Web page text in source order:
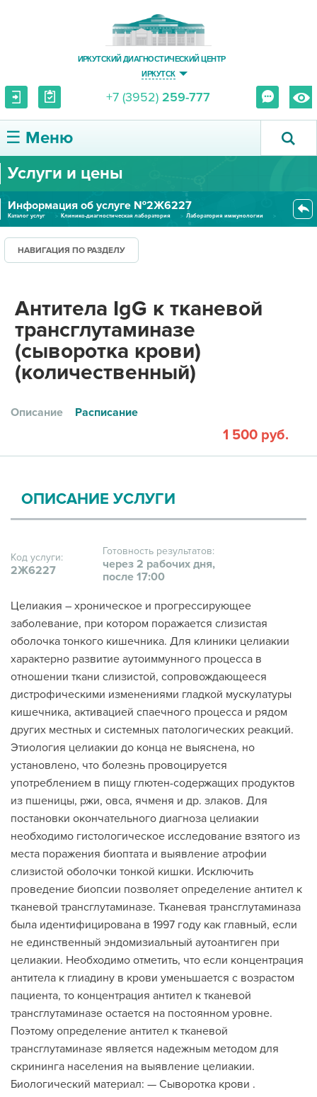
ИРКУТСКИЙ ДИАГНОСТИЧЕСКИЙ ЦЕНТР
ИРКУТСК
+7 (3952) 259-777
☰ Меню
О ЦЕНТРЕ
УСЛУГИ И ЦЕНЫ
ПАЦИЕНТУ
ПРАВОВАЯ ИНФОРМАЦИЯ
Услуги и цены
Информация об услуге №2Ж6227
Каталог услуг Клинико-диагностическая лаборатория
Лаборатория иммунологии
НАВИГАЦИЯ ПО РАЗДЕЛУ
Антитела IgG к тканевой
трансглутаминазе
(сыворотка крови)
(количественный)
Описание Расписание
1 500 руб.
ОПИСАНИЕ УСЛУГИ
Код услуги:
2Ж6227
Готовность результатов:
через 2 рабочих дня,
после 17:00
Целиакия – хроническое и прогрессирующее
заболевание, при котором поражается слизистая
оболочка тонкого кишечника. Для клиники целиакии
характерно развитие аутоиммунного процесса в
отношении ткани слизистой, сопровождающееся
дистрофическими изменениями гладкой мускулатуры
кишечника, активацией спаечного процесса и рядом
других местных и системных патологических реакций.
Этиология целиакии до конца не выяснена, но
установлено, что болезнь провоцируется
употреблением в пищу глютен-содержащих продуктов
из пшеницы, ржи, овса, ячменя и др. злаков. Для
постановки окончательного диагноза целиакии
необходимо гистологическое исследование взятого из
места поражения биоптата и выявление атрофии
слизистой оболочки тонкой кишки. Исключить
проведение биопсии позволяет определение антител к
тканевой трансглутаминазе. Тканевая трансглутаминаза
была идентифицирована в 1997 году как главный, если
не единственный эндомизиальный аутоантиген при
целиакии. Необходимо отметить, что если концентрация
антитела к глиадину в крови уменьшается с возрастом
пациента, то концентрация антител к тканевой
трансглутаминазе остается на постоянном уровне.
Поэтому определение антител к тканевой
трансглутаминазе является надежным методом для
скрининга населения на выявление целиакии.
Биологический материал: — Сыворотка крови .